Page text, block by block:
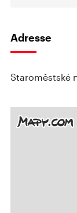
Adresse
Staroměstské